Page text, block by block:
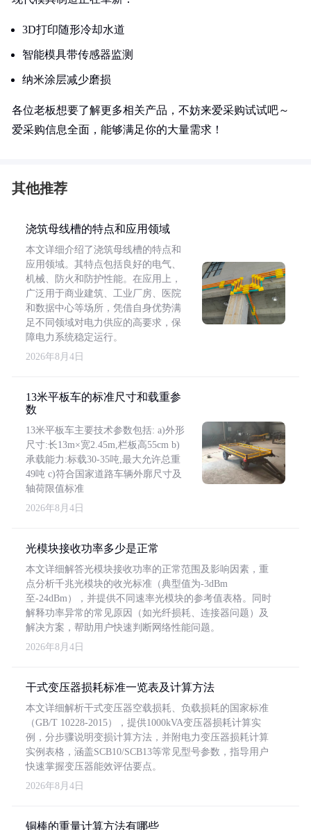
3D打印随形冷却水道
智能模具带传感器监测
纳米涂层减少磨损
各位老板想要了解更多相关产品，不妨来爱采购试试吧～
爱采购信息全面，能够满足你的大量需求！
其他推荐
浇筑母线槽的特点和应用领域
本文详细介绍了浇筑母线槽的特点和
应用领域。其特点包括良好的电气、
机械、防火和防护性能。在应用上，
广泛用于商业建筑、工业厂房、医院
和数据中心等场所，凭借自身优势满
足不同领域对电力供应的高要求，保
障电力系统稳定运行。
2026年8月4日
13米平板车的标准尺寸和载重参
数
13米平板车主要技术参数包括: a)外形
尺寸:长13m×宽2.45m,栏板高55cm b)
承载能力:标载30-35吨,最大允许总重
49吨 c)符合国家道路车辆外廓尺寸及
轴荷限值标准
2026年8月4日
光模块接收功率多少是正常
本文详细解答光模块接收功率的正常范围及影响因素，重
点分析千兆光模块的收光标准（典型值为-3dBm
至-24dBm），并提供不同速率光模块的参考值表格。同时
解释功率异常的常见原因（如光纤损耗、连接器问题）及
解决方案，帮助用户快速判断网络性能问题。
2026年8月4日
干式变压器损耗标准一览表及计算方法
本文详细解析干式变压器空载损耗、负载损耗的国家标准
（GB/T 10228-2015），提供1000kVA变压器损耗计算实
例，分步骤说明变损计算方法，并附电力变压器损耗计算
实例表格，涵盖SCB10/SCB13等常见型号参数，指导用户
快速掌握变压器能效评估要点。
2026年8月4日
铜棒的重量计算方法有哪些